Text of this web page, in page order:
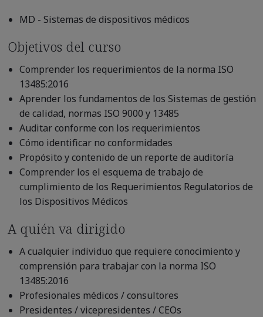
MD - Sistemas de dispositivos médicos
Objetivos del curso
Comprender los requerimientos de la norma ISO
13485:2016
Aprender los fundamentos de los Sistemas de gestión
de calidad, normas ISO 9000 y 13485
Auditar conforme con los requerimientos
Cómo identificar no conformidades
Propósito y contenido de un reporte de auditoría
Comprender los el esquema de trabajo de
cumplimiento de los Requerimientos Regulatorios de
los Dispositivos Médicos
A quién va dirigido
A cualquier individuo que requiere conocimiento y
comprensión para trabajar con la norma ISO
13485:2016
Profesionales médicos / consultores
Presidentes / vicepresidentes / CEOs